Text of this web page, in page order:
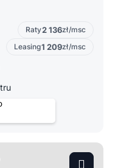
Raty2 136zł/msc
Leasing1 209zł/msc